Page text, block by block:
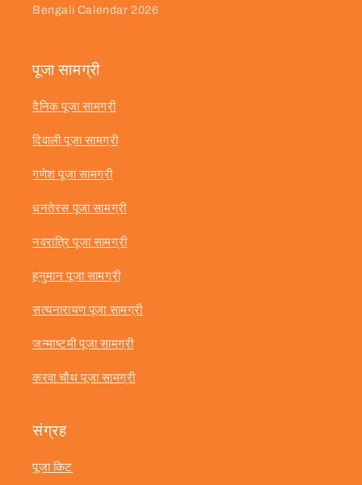
Bengali Calendar 2026
पूजा सामग्री
दैनिक पूजा सामग्री
दिवाली पूजा सामग्री
गणेश पूजा सामग्री
धनतेरस पूजा सामग्री
नवरात्रि पूजा सामग्री
हनुमान पूजा सामग्री
सत्यनारायण पूजा सामग्री
जन्माष्टमी पूजा सामग्री
करवा चौथ पूजा सामग्री
संग्रह
पूजा किट